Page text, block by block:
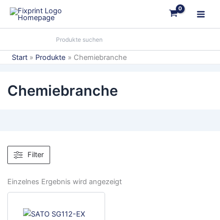
Zum
Inhalt
springen
Start Produkte Chemiebranche
Chemiebranche
Filter
Einzelnes Ergebnis wird angezeigt